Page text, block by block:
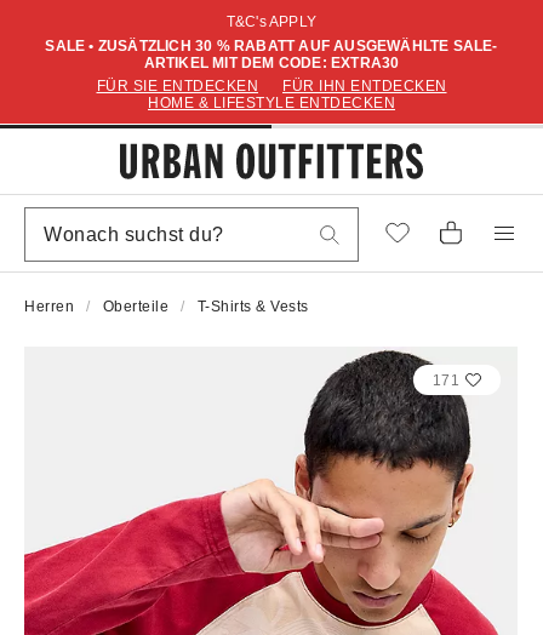
T&C's APPLY
SALE • ZUSÄTZLICH 30 % RABATT AUF AUSGEWÄHLTE SALE-
ARTIKEL MIT DEM CODE: EXTRA30
FÜR SIE ENTDECKEN
FÜR IHN ENTDECKEN
HOME & LIFESTYLE ENTDECKEN
Herren Oberteile T-Shirts & Vests
171